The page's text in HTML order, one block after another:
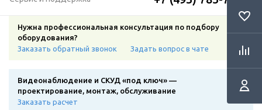
Нужна профессиональная консультация по подбору
оборудования?
Заказать обратный звонок
Задать вопрос в чате
Видеонаблюдение и СКУД «под ключ» —
проектирование, монтаж, обслуживание
Заказать расчет